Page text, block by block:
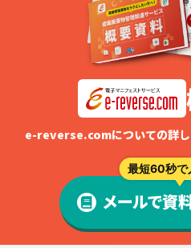
e-reverse.comについての詳し
最短60秒で
メールで資